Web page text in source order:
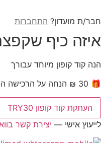
חבר/ת מועדון? התחברות
איזה כיף
הנה קוד קופון מיוחד עבורך
🎁 30 ₪ הנחה על הרכישה הראשונה
העתקת קוד קופון TRY30
לייעוץ אישי — יצירת קשר